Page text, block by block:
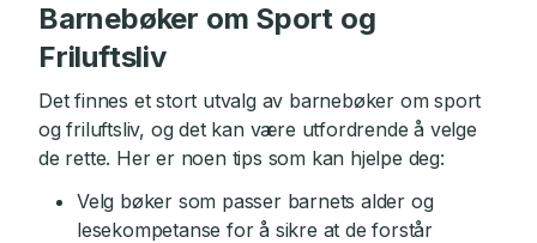
Barnebøker om Sport og
Friluftsliv
Det finnes et stort utvalg av barnebøker om sport
og friluftsliv, og det kan være utfordrende å velge
de rette. Her er noen tips som kan hjelpe deg:
Velg bøker som passer barnets alder og
lesekompetanse for å sikre at de forstår